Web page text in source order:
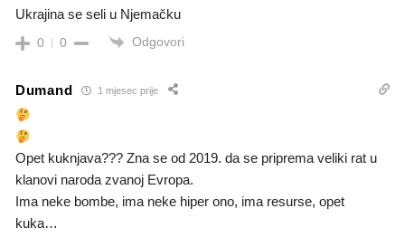
Ukrajina se seli u Njemačku
0 0 Odgovori
Dumand 1 mjesec prije
Opet kuknjava??? Zna se od 2019. da se priprema veliki rat u
klanovi naroda zvanoj Evropa.
Ima neke bombe, ima neke hiper ono, ima resurse, opet
kuka…